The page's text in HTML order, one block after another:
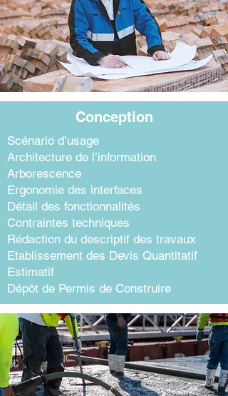
Conception
Scénario d’usage
Architecture de l’information
Arborescence
Ergonomie des interfaces
Détail des fonctionnalités
Contraintes techniques
Rédaction du descriptif des travaux
Etablissement des Devis Quantitatif
Estimatif
Dépôt de Permis de Construire